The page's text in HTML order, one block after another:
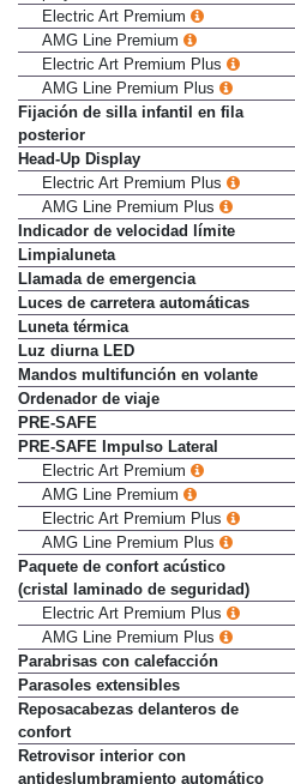
proyección
Electric Art Premium
AMG Line Premium
Electric Art Premium Plus
AMG Line Premium Plus
Fijación de silla infantil en fila
posterior
Head-Up Display
Electric Art Premium Plus
AMG Line Premium Plus
Indicador de velocidad límite
Limpialuneta
Llamada de emergencia
Luces de carretera automáticas
Luneta térmica
Luz diurna LED
Mandos multifunción en volante
Ordenador de viaje
PRE-SAFE
PRE-SAFE Impulso Lateral
Electric Art Premium
AMG Line Premium
Electric Art Premium Plus
AMG Line Premium Plus
Paquete de confort acústico
(cristal laminado de seguridad)
Electric Art Premium Plus
AMG Line Premium Plus
Parabrisas con calefacción
Parasoles extensibles
Reposacabezas delanteros de
confort
Retrovisor interior con